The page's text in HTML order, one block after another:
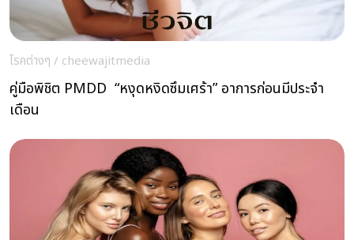
โรคต่างๆ / cheewajitmedia
คู่มือพิชิต PMDD “หงุดหงิดซึมเศร้า” อาการก่อนมีประจำ
เดือน